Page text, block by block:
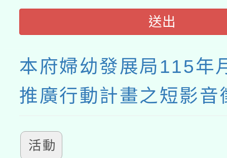
送出
本府婦幼發展局115年
推廣行動計畫之短影音
活動